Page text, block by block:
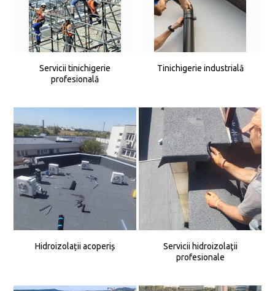
Servicii tinichigerie
profesională
Tinichigerie industrială
Hidroizolații acoperiș
Servicii hidroizolaţii
profesionale